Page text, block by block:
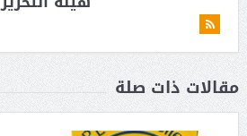
مقالات ذات صلة